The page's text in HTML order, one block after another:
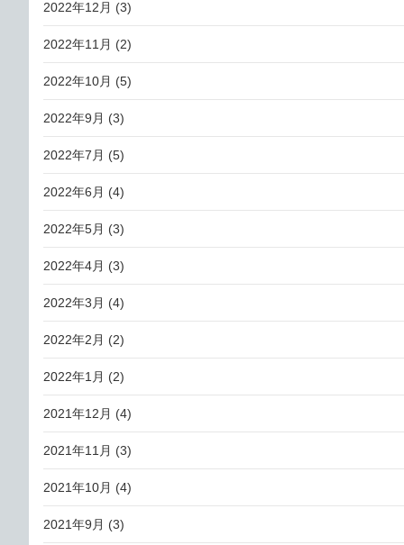
2022年12月 (3)
2022年11月 (2)
2022年10月 (5)
2022年9月 (3)
2022年7月 (5)
2022年6月 (4)
2022年5月 (3)
2022年4月 (3)
2022年3月 (4)
2022年2月 (2)
2022年1月 (2)
2021年12月 (4)
2021年11月 (3)
2021年10月 (4)
2021年9月 (3)